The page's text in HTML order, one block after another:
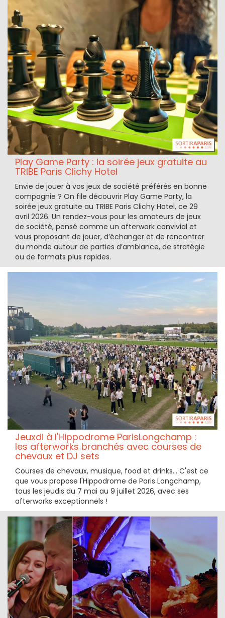
Play Game Party : la soirée jeux gratuite au
TRIBE Paris Clichy Hotel
Envie de jouer à vos jeux de société préférés en bonne
compagnie ? On file découvrir Play Game Party, la
soirée jeux gratuite au TRIBE Paris Clichy Hotel, ce 29
avril 2026. Un rendez-vous pour les amateurs de jeux
de société, pensé comme un afterwork convivial et
vous proposant de jouer, d’échanger et de rencontrer
du monde autour de parties d’ambiance, de stratégie
ou de formats plus rapides.
Jeuxdi à l'Hippodrome ParisLongchamp :
les afterworks branchés avec courses de
chevaux et DJ sets
Courses de chevaux, musique, food et drinks... C'est ce
que vous propose l'Hippodrome de Paris Longchamp,
tous les jeudis du 7 mai au 9 juillet 2026, avec ses
afterworks exceptionnels !